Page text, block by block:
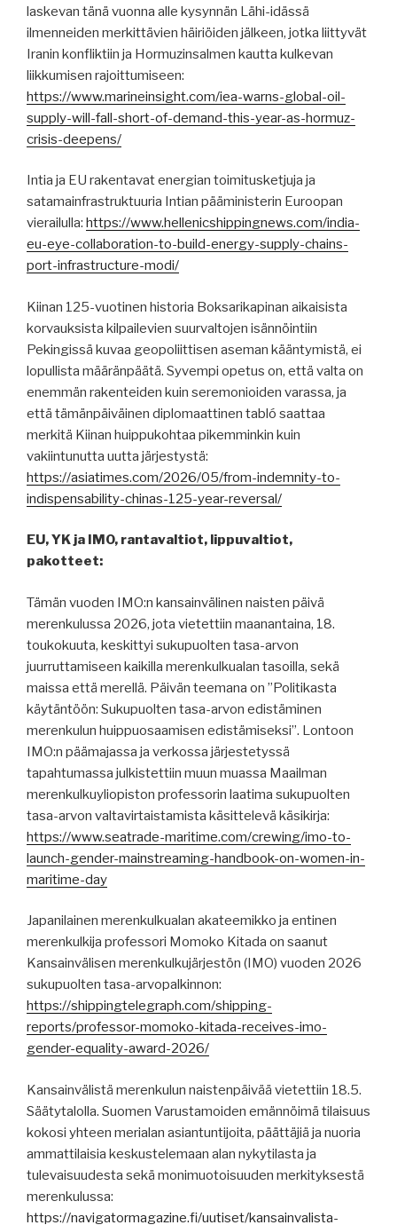
laskevan tänä vuonna alle kysynnän Lähi-idässä
ilmenneiden merkittävien häiriöiden jälkeen, jotka liittyvät
Iranin konfliktiin ja Hormuzinsalmen kautta kulkevan
liikkumisen rajoittumiseen:
https://www.marineinsight.com/iea-warns-global-oil-
supply-will-fall-short-of-demand-this-year-as-hormuz-
crisis-deepens/
Intia ja EU rakentavat energian toimitusketjuja ja
satamainfrastruktuuria Intian pääministerin Euroopan
vierailulla: https://www.hellenicshippingnews.com/india-
eu-eye-collaboration-to-build-energy-supply-chains-
port-infrastructure-modi/
Kiinan 125-vuotinen historia Boksarikapinan aikaisista
korvauksista kilpailevien suurvaltojen isännöintiin
Pekingissä kuvaa geopoliittisen aseman kääntymistä, ei
lopullista määränpäätä. Syvempi opetus on, että valta on
enemmän rakenteiden kuin seremonioiden varassa, ja
että tämänpäiväinen diplomaattinen tabló saattaa
merkitä Kiinan huippukohtaa pikemminkin kuin
vakiintunutta uutta järjestystä:
https://asiatimes.com/2026/05/from-indemnity-to-
indispensability-chinas-125-year-reversal/
EU, YK ja IMO, rantavaltiot, lippuvaltiot,
pakotteet:
Tämän vuoden IMO:n kansainvälinen naisten päivä
merenkulussa 2026, jota vietettiin maanantaina, 18.
toukokuuta, keskittyi sukupuolten tasa-arvon
juurruttamiseen kaikilla merenkulkualan tasoilla, sekä
maissa että merellä. Päivän teemana on ”Politikasta
käytäntöön: Sukupuolten tasa-arvon edistäminen
merenkulun huippuosaamisen edistämiseksi”. Lontoon
IMO:n päämajassa ja verkossa järjestetyssä
tapahtumassa julkistettiin muun muassa Maailman
merenkulkuyliopiston professorin laatima sukupuolten
tasa-arvon valtavirtaistamista käsittelevä käsikirja:
https://www.seatrade-maritime.com/crewing/imo-to-
launch-gender-mainstreaming-handbook-on-women-in-
maritime-day
Japanilainen merenkulkualan akateemikko ja entinen
merenkulkija professori Momoko Kitada on saanut
Kansainvälisen merenkulkujärjestön (IMO) vuoden 2026
sukupuolten tasa-arvopalkinnon:
https://shippingtelegraph.com/shipping-
reports/professor-momoko-kitada-receives-imo-
gender-equality-award-2026/
Kansainvälistä merenkulun naistenpäivää vietettiin 18.5.
Säätytalolla. Suomen Varustamoiden emännöimä tilaisuus
kokosi yhteen merialan asiantuntijoita, päättäjiä ja nuoria
ammattilaisia keskustelemaan alan nykytilasta ja
tulevaisuudesta sekä monimuotoisuuden merkityksestä
merenkulussa:
https://navigatormagazine.fi/uutiset/kansainvalista-